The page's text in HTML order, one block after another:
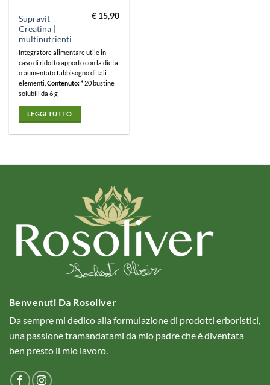
Supravit
Creatina |
multinutrienti
€15,90
Integratore alimentare utile in
caso di ridotto apporto con la dieta
o aumentato fabbisogno di tali
elementi.Contenuto: * 20 bustine
solubili da 6 g
LEGGI TUTTO
Benvenuti Da Rosoliver
Da sempre mi dedico alla formulazione di prodotti erboristici,
una passione tramandatami da mio padre che è diventata
ben presto il mio lavoro.